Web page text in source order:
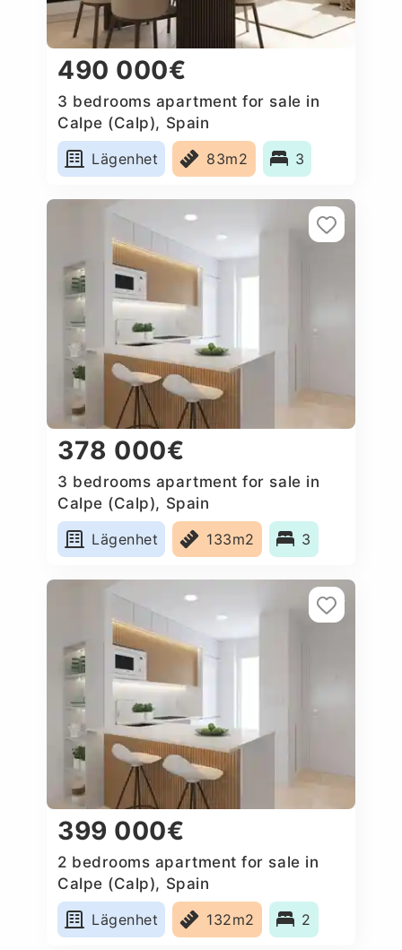
490 000€
3 bedrooms apartment for sale in
Calpe (Calp), Spain
Lägenhet
83m2 3
378 000€
3 bedrooms apartment for sale in
Calpe (Calp), Spain
Lägenhet
133m2 3
399 000€
2 bedrooms apartment for sale in
Calpe (Calp), Spain
Lägenhet
132m2 2